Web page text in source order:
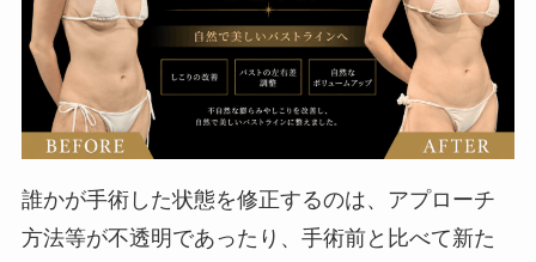
誰かが手術した状態を修正するのは、アプローチ
方法等が不透明であったり、手術前と比べて新た